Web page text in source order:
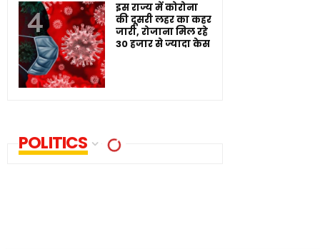
इस राज्य में कोरोना
की दूसरी लहर का कहर
जारी, रोजाना मिल रहे
30 हजार से ज्यादा केस
POLITICS